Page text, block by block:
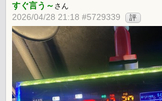
すぐ言う～ さん
2026/04/28 21:18 #5729339 評